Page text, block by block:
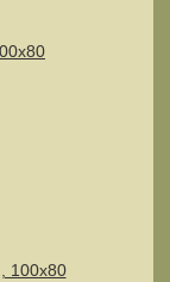
100х80